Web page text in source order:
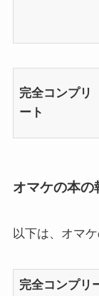
完全コンプリ
ート
オマケの本の
以下は、オマ
完全コンプリ